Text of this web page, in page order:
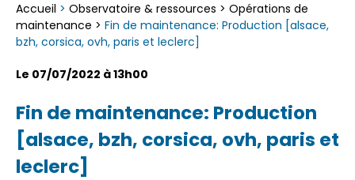
Accueil > Observatoire & ressources > Opérations de
maintenance > Fin de maintenance: Production [alsace,
bzh, corsica, ovh, paris et leclerc]
Le 07/07/2022 à 13h00
Fin de maintenance: Production
[alsace, bzh, corsica, ovh, paris et
leclerc]